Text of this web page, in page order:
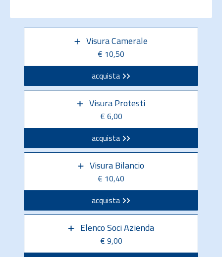
Visura Camerale
€ 10,50
acquista
Visura Protesti
€ 6,00
acquista
Visura Bilancio
€ 10,40
acquista
Elenco Soci Azienda
€ 9,00